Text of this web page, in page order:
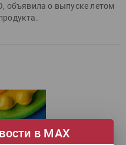
объявила о выпуске летом
Системы